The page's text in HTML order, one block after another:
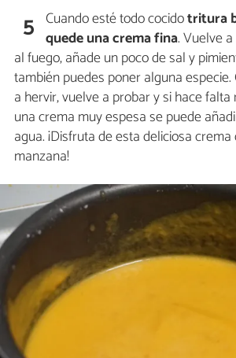
5 Cuando esté todo cocidotritura
quede una crema fina. Vuelve
al fuego, añade un poco de sal y
también puedes poner alguna
a hervir, vuelve a probar y si hace falta
una crema muy espesa se puede
agua. ¡Disfruta de esta deliciosa
manzana!